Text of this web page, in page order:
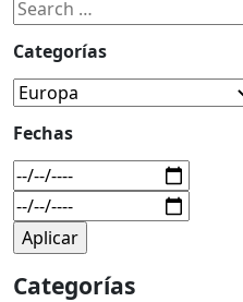
Categorías
Fechas
Categorías